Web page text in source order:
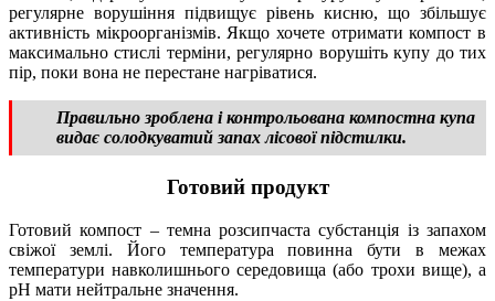
регулярне ворушіння підвищує рівень кисню, що збільшує
активність мікроорганізмів. Якщо хочете отримати компост в
максимально стислі терміни, регулярно ворушіть купу до тих
пір, поки вона не перестане нагріватися.
Правильно зроблена і контрольована компостна купа
видає солодкуватий запах лісової підстилки.
Готовий продукт
Готовий компост – темна розсипчаста субстанція із запахом
свіжої землі. Його температура повинна бути в межах
температури навколишнього середовища (або трохи вище), а
рН мати нейтральне значення.